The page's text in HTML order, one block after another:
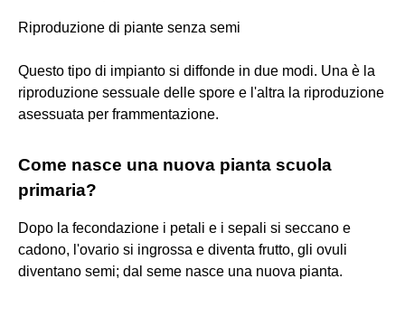
Riproduzione di piante senza semi
Questo tipo di impianto si diffonde in due modi. Una è la
riproduzione sessuale delle spore e l'altra la riproduzione
asessuata per frammentazione.
Come nasce una nuova pianta scuola
primaria?
Dopo la fecondazione i petali e i sepali si seccano e
cadono, l'ovario si ingrossa e diventa frutto, gli ovuli
diventano semi; dal seme nasce una nuova pianta.